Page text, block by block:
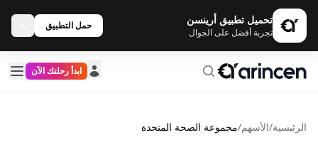
تحميل تطبيق أرينسن
تجربة أفضل على الجوال
حمل التطبيق
ابدأ رحلتك الآن
الرئيسية/الأسهم/مجموعة الصحة المتحدة